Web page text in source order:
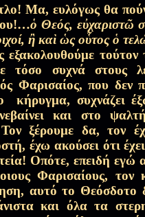
2026
2026
Μα, ευλόγως θα
ὁ Θεός, εὐχαριστῶ
ἢ καὶ ὡς οὗτος ὁ
τούτον
τόσο συχνά στους
Φαρισαίος, που δεν
κήρυγμα, συχνάζει
και στο
ξέρουμε δα, τον
έχω ακούσει ότι
Οπότε, επειδή εγώ
Φαρισαίους, τον
αυτό το
και όλα τα